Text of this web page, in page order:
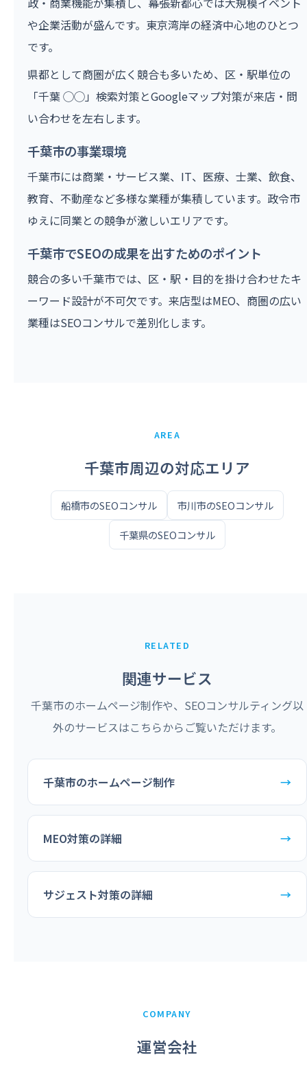
や企業活動が盛んです。東京湾岸の経済中心地のひとつ
です。
県都として商圏が広く競合も多いため、区・駅単位の
「千葉 ◯◯」検索対策とGoogleマップ対策が来店・問
い合わせを左右します。
千葉市の事業環境
千葉市には商業・サービス業、IT、医療、士業、飲食、
教育、不動産など多様な業種が集積しています。政令市
ゆえに同業との競争が激しいエリアです。
千葉市でSEOの成果を出すためのポイント
競合の多い千葉市では、区・駅・目的を掛け合わせたキ
ーワード設計が不可欠です。来店型はMEO、商圏の広い
業種はSEOコンサルで差別化します。
AREA
千葉市周辺の対応エリア
船橋市のSEOコンサル 市川市のSEOコンサル
千葉県のSEOコンサル
RELATED
関連サービス
千葉市のホームページ制作や、SEOコンサルティング以
外のサービスはこちらからご覧いただけます。
千葉市のホームページ制作 →
MEO対策の詳細 →
サジェスト対策の詳細 →
COMPANY
運営会社